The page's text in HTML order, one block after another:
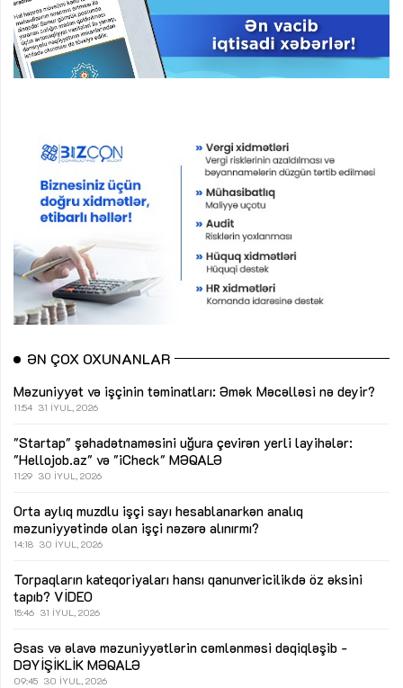
ƏN ÇOX OXUNANLAR
Məzuniyyət və işçinin təminatları: Əmək Məcəlləsi nə deyir?
11:54 31 İYUL, 2026
"Startap" şəhadətnaməsini uğura çevirən yerli layihələr:
"Hellojob.az" və "iCheck" MƏQALƏ
11:29 30 İYUL, 2026
Orta aylıq muzdlu işçi sayı hesablanarkən analıq
məzuniyyətində olan işçi nəzərə alınırmı?
14:18 30 İYUL, 2026
Torpaqların kateqoriyaları hansı qanunvericilikdə öz əksini
tapıb? VİDEO
15:46 31 İYUL, 2026
Əsas və əlavə məzuniyyətlərin cəmlənməsi dəqiqləşib -
DƏYİŞİKLİK MƏQALƏ
09:45 30 İYUL, 2026